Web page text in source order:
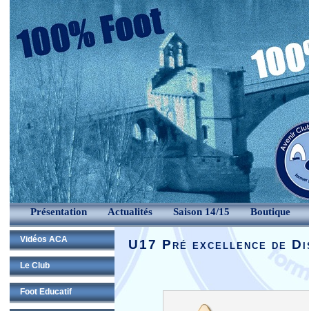
Présentation Actualités Saison 14/15 Boutique
Vidéos ACA
Le Club
Foot Educatif
U17 Pré excellence de